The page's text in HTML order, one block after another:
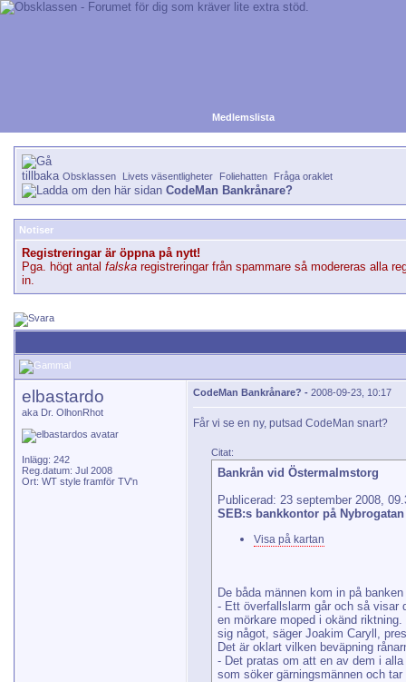
Medlemslista
Obsklassen Livets väsentligheter Foliehatten Fråga oraklet
CodeMan Bankrånare?
Notiser
Registreringar är öppna på nytt!
Pga. högt antal falska registreringar från spammare så modereras alla
in.
elbastardo
aka Dr. OlhonRhot
Inlägg: 242
Reg.datum: Jul 2008
Ort: WT style framför TV'n
CodeMan Bankrånare? - 2008-09-23, 10:17
Får vi se en ny, putsad CodeMan snart?
Citat:
Bankrån vid Östermalmstorg
Publicerad: 23 september 2008,
SEB:s bankkontor på
Visa på kartan
De båda männen kom in på
- Ett överfallslarm går och så visar
en mörkare moped i okänd
sig något, säger Joakim Caryll,
Det är oklart vilken beväpning
- Det pratas om att en av dem i
som söker gärningsmännen och